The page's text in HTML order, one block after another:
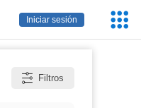
Iniciar sesión
Filtros